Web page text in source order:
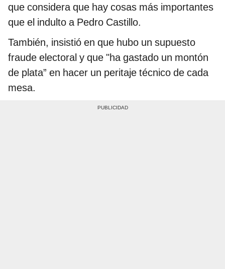
que considera que hay cosas más importantes
que el indulto a Pedro Castillo.
También, insistió en que hubo un supuesto
fraude electoral y que "ha gastado un montón
de plata” en hacer un peritaje técnico de cada
mesa.